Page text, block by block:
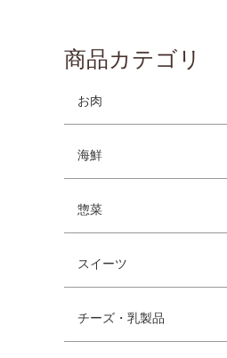
商品カテゴリ
お肉
海鮮
惣菜
スイーツ
チーズ・乳製品